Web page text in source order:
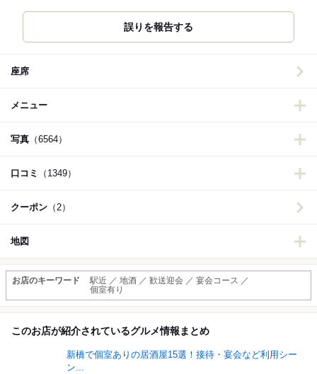
誤りを報告する
座席
メニュー
写真 （6564）
口コミ （1349）
クーポン （2）
地図
お店のキーワード
駅近 ／ 地酒 ／ 歓送迎会 ／ 宴会コース ／
個室有り
このお店が紹介されているグルメ情報まとめ
新橋で個室ありの居酒屋15選！接待・宴会など利用シー
ン...